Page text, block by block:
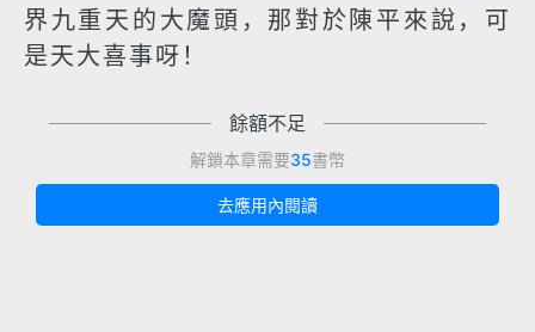
界九重天的大魔頭，那對於陳平來說，可
是天大喜事呀！
餘額不足
解鎖本章需要35書幣
去應用內閱讀